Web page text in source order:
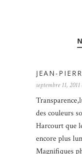
JEAN-
septembre 11,
des couleurs
Harcourt que
encore plus
Magnifiques